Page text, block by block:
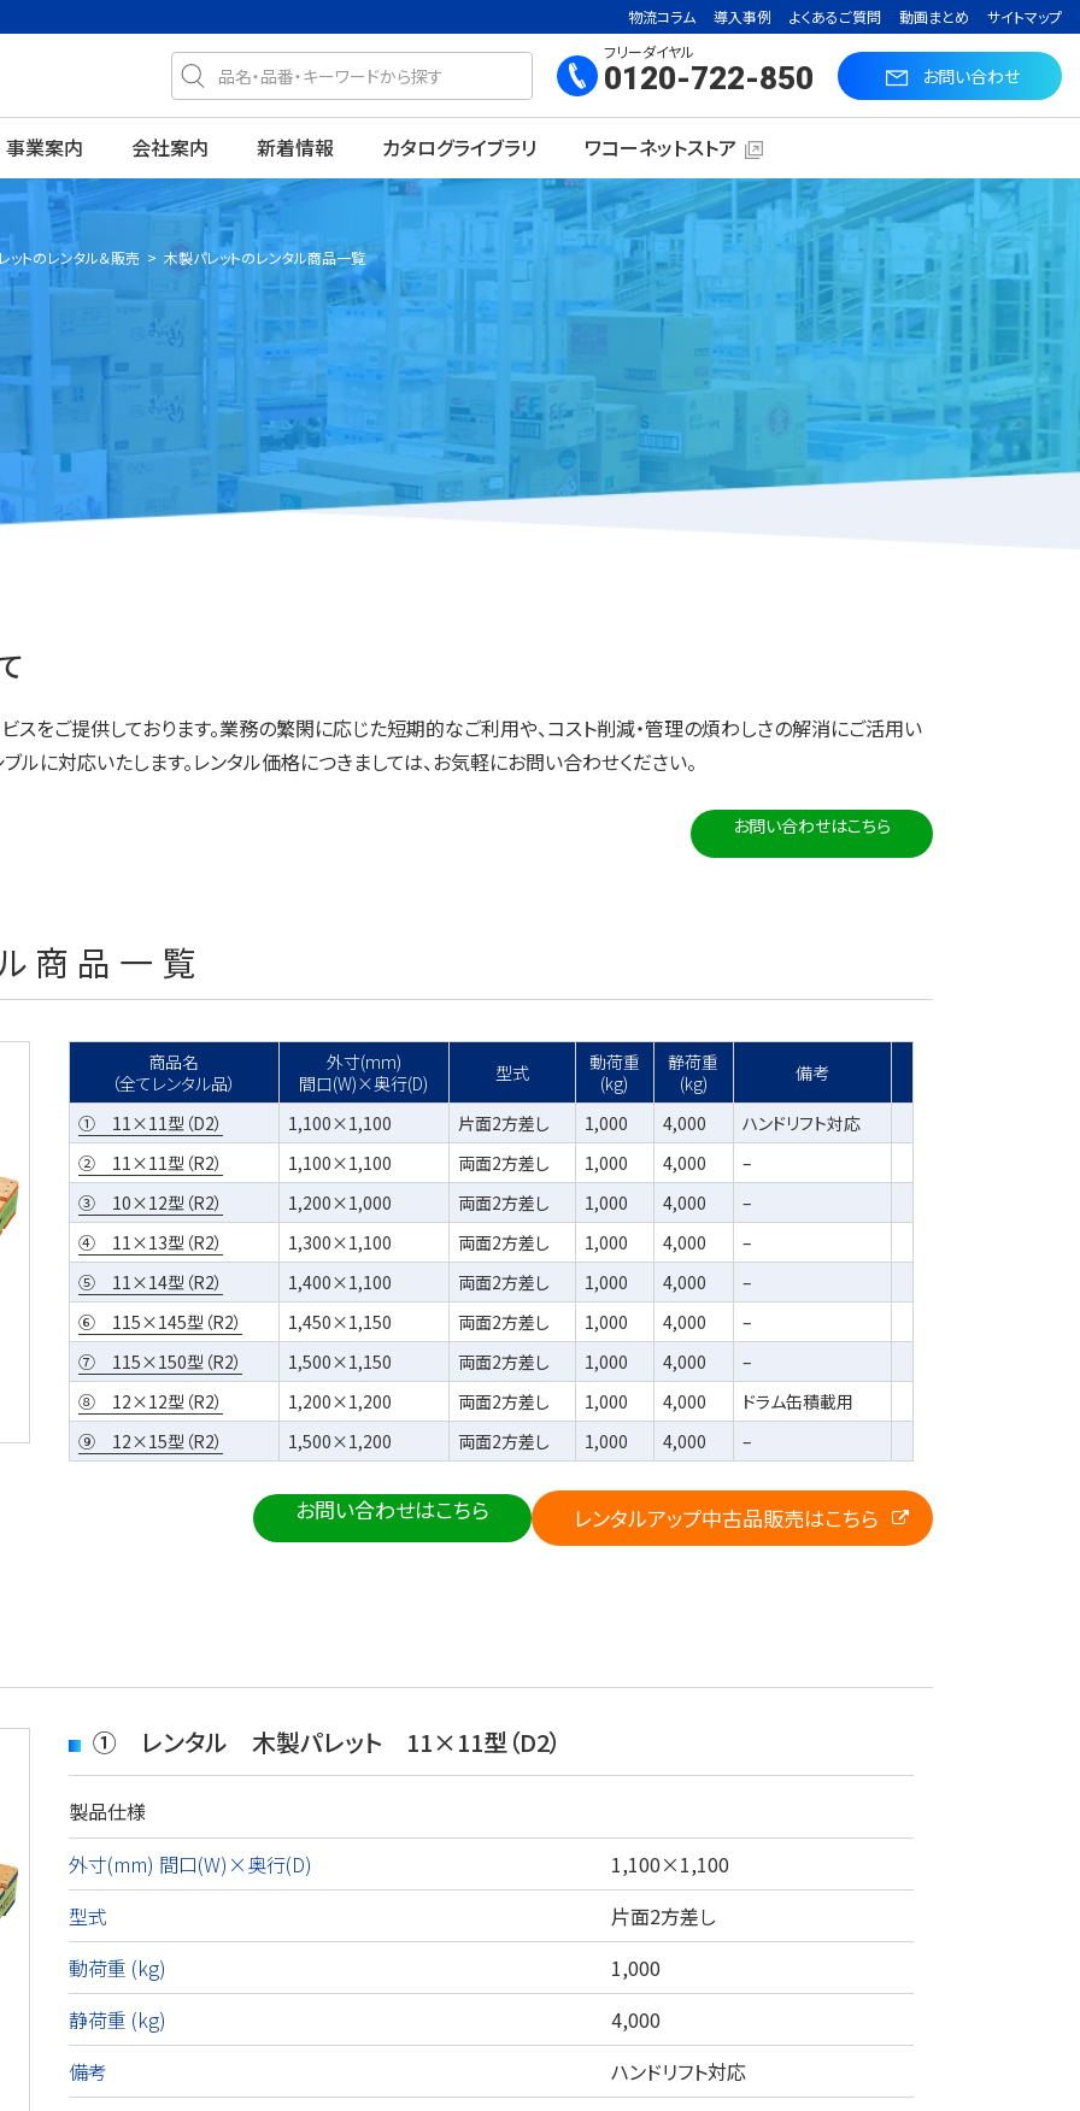
物流コラム 導入事例 よくあるご質問 動画まとめ
サイトマップ
フリーダイヤル
0120-722-850 お問い合わせ
事業案内 会社案内 新着情報 カタログライブラリ ワコーネットストア
ットのレンタル＆販売 > 木製パレットのレンタル商品一覧
スをご提供しております。業務の繁閑に応じた短期的なご利用や、コスト削減・管理の煩わしさの解消にご活用い
ルに対応いたします。レンタル価格につきましては、お気軽にお問い合わせください。
お問い合わせはこちら
商品一覧
商品名
（全てレンタル品）
外寸(mm)
間口(W)×奥行(D)
型式
動荷重
(kg)
静荷重
(kg)
備考
① 11×11型（D2） 1,100×1,100 片面2方差し 1,000 4,000
ハンドリフト対応
② 11×11型（R2）
1,100×1,100 両面2方差し 1,000 4,000
–
③ 10×12型（R2）
1,200×1,000 両面2方差し 1,000 4,000
–
④ 11×13型（R2）
1,300×1,100 両面2方差し 1,000 4,000
–
⑤ 11×14型（R2）
1,400×1,100 両面2方差し 1,000 4,000
–
⑥ 115×145型（R2）
1,450×1,150 両面2方差し 1,000 4,000
–
⑦ 115×150型（R2）
1,500×1,150 両面2方差し 1,000 4,000
–
⑧ 12×12型（R2）
1,200×1,200 両面2方差し 1,000 4,000
ドラム缶積載用
⑨ 12×15型（R2）
1,500×1,200 両面2方差し 1,000 4,000 –
お問い合わせはこちら レンタルアップ中古品販売はこちら
① レンタル 木製パレット 11×11型（D2）
製品仕様
外寸(mm) 間口(W)×奥行(D)
1,100×1,100
型式
片面2方差し
動荷重 (kg)
1,000
静荷重 (kg)
4,000
備考
ハンドリフト対応